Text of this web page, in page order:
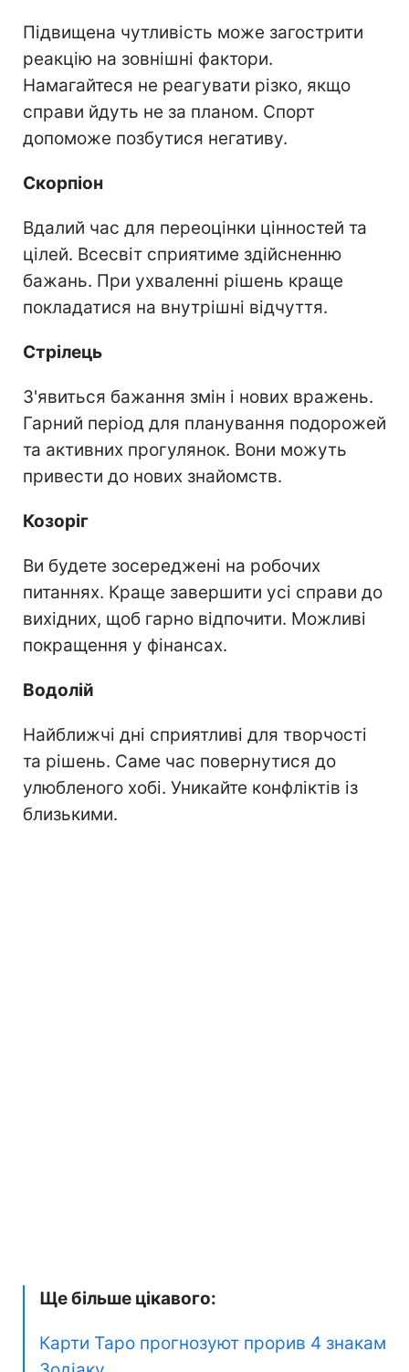
Підвищена чутливість може загострити
реакцію на зовнішні фактори.
Намагайтеся не реагувати різко, якщо
справи йдуть не за планом. Спорт
допоможе позбутися негативу.
Скорпіон
Вдалий час для переоцінки цінностей та
цілей. Всесвіт сприятиме здійсненню
бажань. При ухваленні рішень краще
покладатися на внутрішні відчуття.
Стрілець
З'явиться бажання змін і нових вражень.
Гарний період для планування подорожей
та активних прогулянок. Вони можуть
привести до нових знайомств.
Козоріг
Ви будете зосереджені на робочих
питаннях. Краще завершити усі справи до
вихідних, щоб гарно відпочити. Можливі
покращення у фінансах.
Водолій
Найближчі дні сприятливі для творчості
та рішень. Саме час повернутися до
улюбленого хобі. Уникайте конфліктів із
близькими.
Ще більше цікавого:
Карти Таро прогнозуют прорив 4 знакам